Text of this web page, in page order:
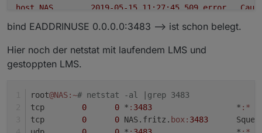
host.NAS
error
host.NAS
2019-05-15 11:27:45.508 error
host.NAS
error
bind EADDRINUSE 0.0.0.0:3483 --> ist schon belegt.
Hier noch der netstat mit laufendem LMS und
gestoppten LMS.
root@NAS:~# netstat -al |grep 3483
tcp 0 0 * : 3483
                  *
:*
tcp 0 0 NAS.fritz. box: 3483